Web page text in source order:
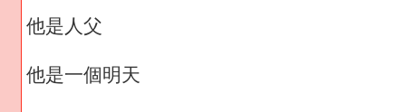
他是人父
他是一個明天